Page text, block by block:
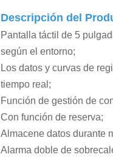
Descripción del
Pantalla táctil de 5
según el entorno;
Los datos y curvas de
tiempo real;
Función de gestión de
Con función de reserva;
Almacene datos durante
Alarma doble de